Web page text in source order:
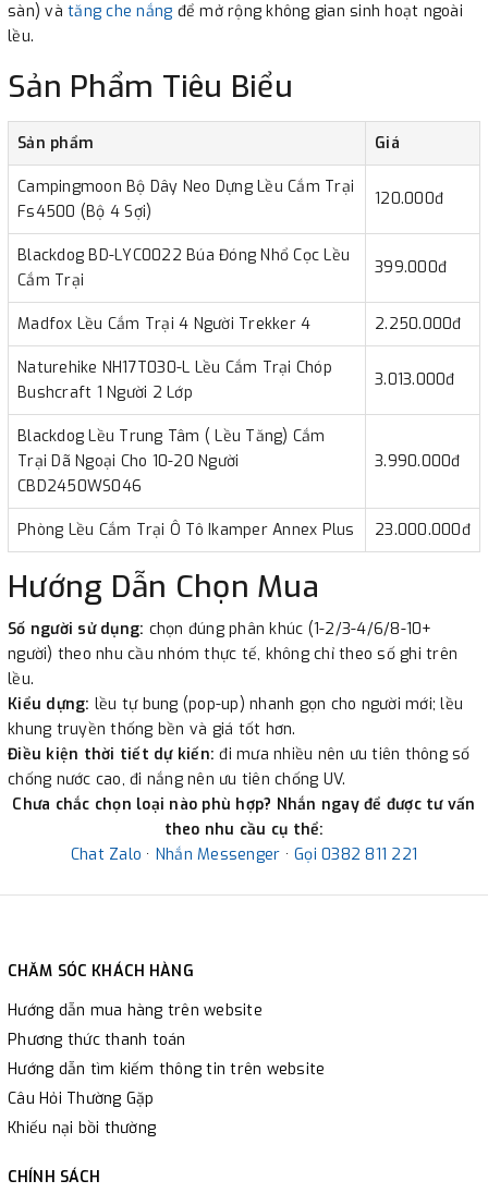
sàn) và tăng che nắng để mở rộng không gian sinh hoạt ngoài
lều.
Sản Phẩm Tiêu Biểu
Sản phẩm Giá
Campingmoon Bộ Dây Neo Dựng Lều Cắm Trại
Fs4500 (Bộ 4 Sợi)
120.000đ
Blackdog BD-LYC0022 Búa Đóng Nhổ Cọc Lều
Cắm Trại
399.000đ
Madfox Lều Cắm Trại 4 Người Trekker 4 2.250.000đ
Naturehike NH17T030-L Lều Cắm Trại Chóp
Bushcraft 1 Người 2 Lớp
3.013.000đ
Blackdog Lều Trung Tâm ( Lều Tăng) Cắm
Trại Dã Ngoại Cho 10-20 Người
CBD2450WS046
3.990.000đ
Phòng Lều Cắm Trại Ô Tô Ikamper Annex Plus 23.000.000đ
Hướng Dẫn Chọn Mua
Số người sử dụng: chọn đúng phân khúc (1-2/3-4/6/8-10+
người) theo nhu cầu nhóm thực tế, không chỉ theo số ghi trên
lều.
Kiểu dựng: lều tự bung (pop-up) nhanh gọn cho người mới; lều
khung truyền thống bền và giá tốt hơn.
Điều kiện thời tiết dự kiến: đi mưa nhiều nên ưu tiên thông số
chống nước cao, đi nắng nên ưu tiên chống UV.
Chưa chắc chọn loại nào phù hợp? Nhắn ngay để được tư vấn
theo nhu cầu cụ thể:
Chat Zalo · Nhắn Messenger ·Gọi 0382 811 221
CHĂM SÓC KHÁCH HÀNG
Hướng dẫn mua hàng trên website
Phương thức thanh toán
Hướng dẫn tìm kiếm thông tin trên website
Câu Hỏi Thường Gặp
Khiếu nại bồi thường
CHÍNH SÁCH